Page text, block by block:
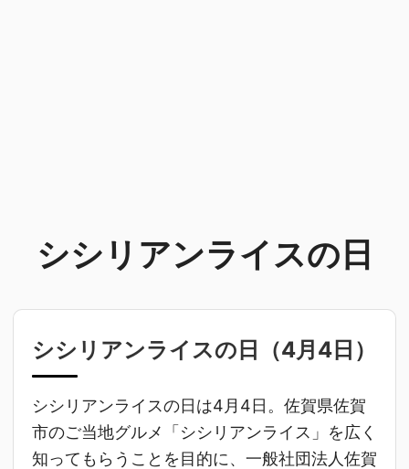
シシリアンライスの日
シシリアンライスの日（4月4日 ）
シシリアンライスの日は4月4日。佐賀県佐賀
市のご当地グルメ「シシリアンライス」を広く
知ってもらうことを目的に、一般社団法人佐賀